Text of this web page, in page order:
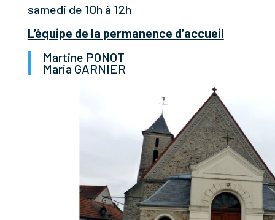
samedi de 10h à 12h
L’équipe de la permanence d’accueil
Martine PONOT
Maria GARNIER